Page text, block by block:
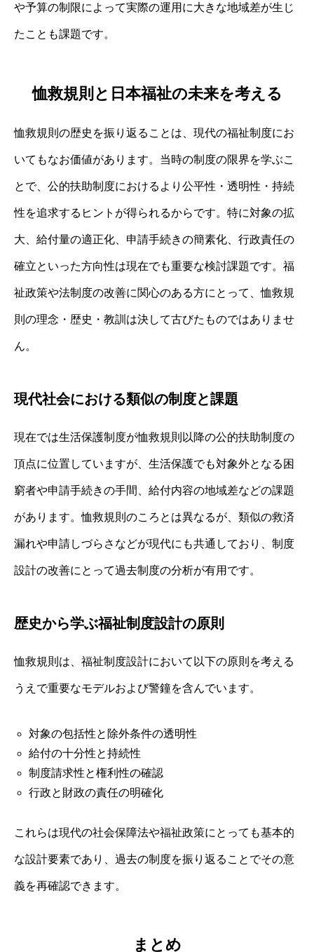
や予算の制限によって実際の運用に大きな地域差が生じ
たことも課題です。
恤救規則と日本福祉の未来を考える
恤救規則の歴史を振り返ることは、現代の福祉制度にお
いてもなお価値があります。当時の制度の限界を学ぶこ
とで、公的扶助制度におけるより公平性・透明性・持続
性を追求するヒントが得られるからです。特に対象の拡
大、給付量の適正化、申請手続きの簡素化、行政責任の
確立といった方向性は現在でも重要な検討課題です。福
祉政策や法制度の改善に関心のある方にとって、恤救規
則の理念・歴史・教訓は決して古びたものではありませ
ん。
現代社会における類似の制度と課題
現在では生活保護制度が恤救規則以降の公的扶助制度の
頂点に位置していますが、生活保護でも対象外となる困
窮者や申請手続きの手間、給付内容の地域差などの課題
があります。恤救規則のころとは異なるが、類似の救済
漏れや申請しづらさなどが現代にも共通しており、制度
設計の改善にとって過去制度の分析が有用です。
歴史から学ぶ福祉制度設計の原則
恤救規則は、福祉制度設計において以下の原則を考える
うえで重要なモデルおよび警鐘を含んでいます。
対象の包括性と除外条件の透明性
給付の十分性と持続性
制度請求性と権利性の確認
行政と財政の責任の明確化
これらは現代の社会保障法や福祉政策にとっても基本的
な設計要素であり、過去の制度を振り返ることでその意
義を再確認できます。
まとめ